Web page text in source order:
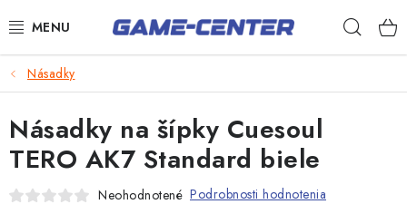
na
Šípky
Poker
Stolný futbal
Násadky
Násadky na šípky Cuesoul
TERO AK7 Standard biele
Neohodnotené Podrobnosti hodnotenia